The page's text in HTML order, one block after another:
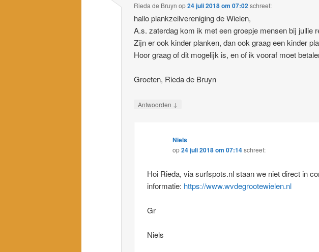
Rieda de Bruyn op24 juli 2018 om 07:02schreef:
hallo plankzeilvereniging de Wielen,
A.s. zaterdag kom ik met een groepje mensen bij jullie
Zijn er ook kinder planken, dan ook graag een kinder
Hoor graag of dit mogelijk is, en of ik vooraf moet
Groeten, Rieda de Bruyn
Antwoorden ↓
Niels
op24 juli 2018 om 07:14 schreef:
Hoi Rieda, via surfspots.nl staan we niet direct in
informatie: https://www.wvdegrootewielen.nl
Gr
Niels